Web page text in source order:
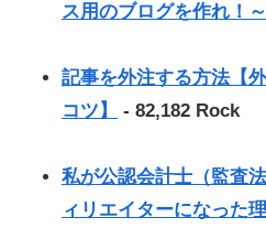
ス用のブログを作れ！～
記事を外注する方法【
コツ】
- 82,182 Rock
私が公認会計士（監査
ィリエイターになった